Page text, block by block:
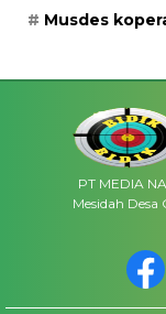
Musdes
PT MEDIA
Mesidah